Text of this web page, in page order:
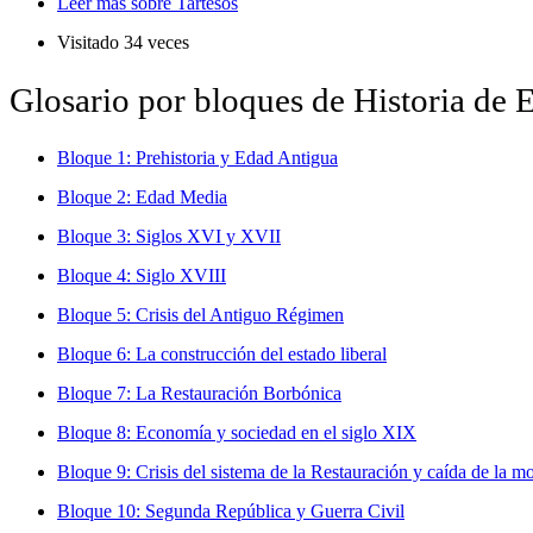
Visitado 34 veces
Glosario por bloques de Historia de
Bloque 1: Prehistoria y Edad Antigua
Bloque 2: Edad Media
Bloque 3: Siglos XVI y XVII
Bloque 4: Siglo XVIII
Bloque 5: Crisis del Antiguo Régimen
Bloque 6: La construcción del estado liberal
Bloque 7: La Restauración Borbónica
Bloque 8: Economía y sociedad en el siglo XIX
Bloque 9: Crisis del sistema de la Restauración y caída de la
Bloque 10: Segunda República y Guerra Civil